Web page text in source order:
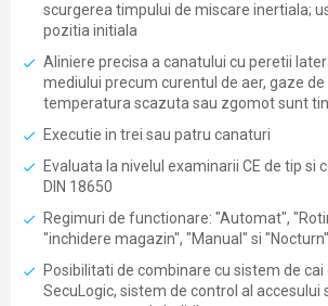
scurgerea timpului de miscare inertiala;
pozitia initiala
Aliniere precisa a canatului cu peretii
mediului precum curentul de aer, gaze de
temperatura scazuta sau zgomot sunt
Executie in trei sau patru canaturi
Evaluata la nivelul examinarii CE de tip si
DIN 18650
Regimuri de functionare: "Automat",
"inchidere magazin", "Manual" si "Nocturn"
Posibilitati de combinare cu sistem de cai
SecuLogic, sistem de control al accesului